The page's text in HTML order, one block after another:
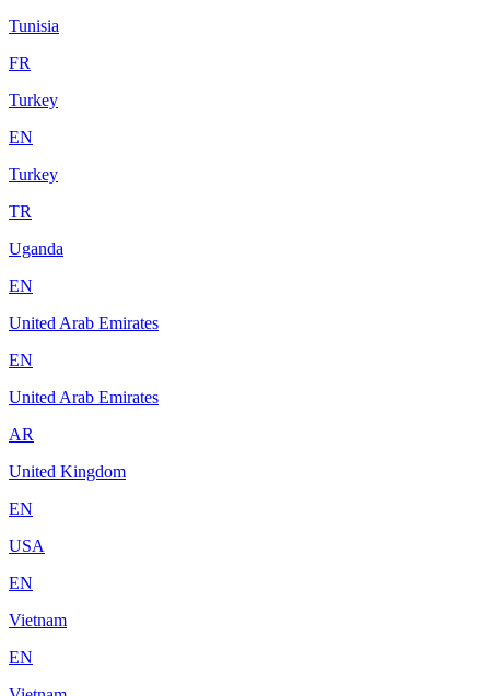
Tunisia
FR
Turkey
EN
Turkey
TR
Uganda
EN
United Arab Emirates
EN
United Arab Emirates
AR
United Kingdom
EN
USA
EN
Vietnam
EN